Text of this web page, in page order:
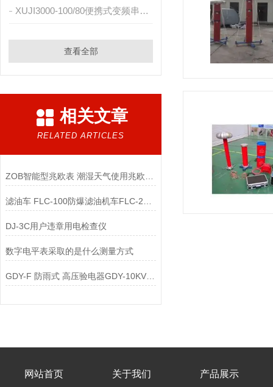
XUJI3000-100/80便携式变频串联谐振成套试验装置
查看全部
相关文章
RELATED ARTICLES
DJ-3C用户违章用电检查仪
数字电平表采取的是什么测量方式
GDY-F 防雨式 高压验电器GDY-10KV型 高压验电器
网站首页 关于我们 产品展示